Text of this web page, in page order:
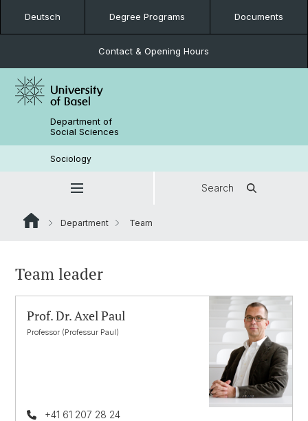
Deutsch Degree Programs Documents
Contact & Opening Hours
Department of
Social Sciences
Sociology
Search
Department Team
Team leader
Prof. Dr. Axel Paul
Professor (Professur Paul)
+41 61 207 28 24